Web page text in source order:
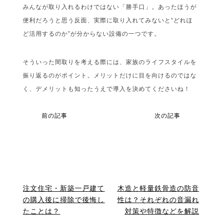
みんなが取り入れるわけではない「勝手口」。あったほうが
便利だろうと思う反面、実際に取り入れてみないと“どれほ
ど活用するのか”が分からない設備の一つです。
そういった間取りを考える際には、家族のライフスタイルを
振り返るのがポイント。メリットだけに目を向けるのではな
く、デメリットも知ったうえで導入を決めてくださいね！
前の記事
注文住宅・新築一戸建て
の購入後に掃除で後悔し
たことは？
次の記事
木造と軽量鉄骨造の防音
性は？それぞれの音漏れ
対策や特徴などを解説